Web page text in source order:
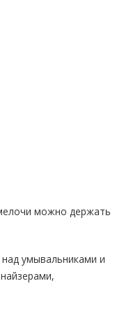
можно держать
умывальниками и